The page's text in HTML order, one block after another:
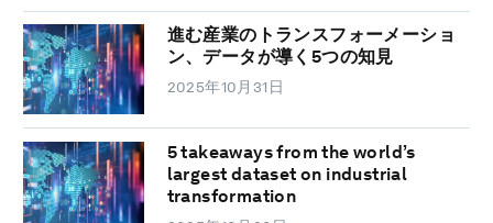
進む産業のトランスフォーメーショ
ン、データが導く5つの知見
2025年10月31日
5 takeaways from the world’s
largest dataset on industrial
transformation